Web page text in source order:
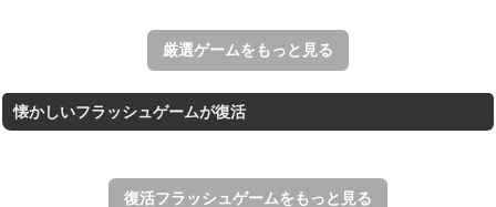
すべての矢印を画面外へ導くパズルゲーム。
厳選ゲームをもっと見る
懐かしいフラッシュゲームが復活
復活フラッシュゲームをもっと見る